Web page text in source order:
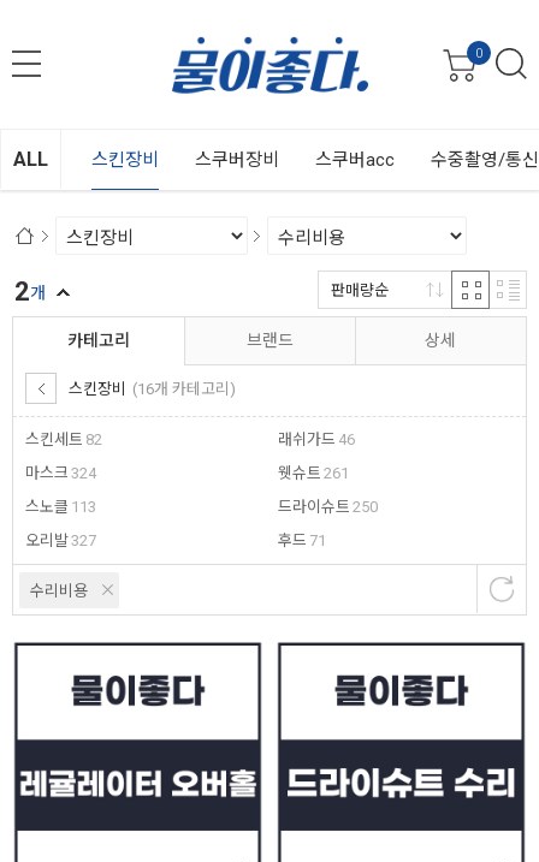
0
ALL 스킨장비 스쿠버장비 스쿠버acc 수중촬영/통
카테고리
스킨장비 (16개 카테고리)
스킨세트 82
마스크 324
스노클 113
오리발327
래쉬가드 46
웻슈트 261
드라이슈트 250
후드 71
브랜드 상세
수리비용
2개 판매량순